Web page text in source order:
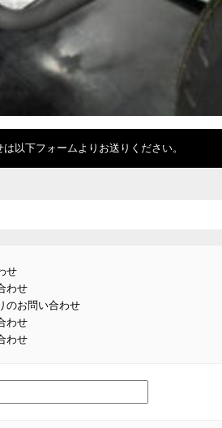
以下フォームよりお送りください。
せ
わせ
のお問い合わせ
わせ
わせ